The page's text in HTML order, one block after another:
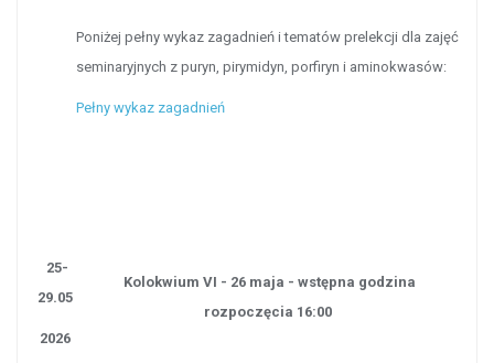
Poniżej pełny wykaz zagadnień i tematów prelekcji dla zajęć
seminaryjnych z puryn, pirymidyn, porfiryn i aminokwasów:
Pełny wykaz zagadnień
25-
29.05
2026
Kolokwium VI - 26 maja - wstępna godzina
rozpoczęcia 16:00